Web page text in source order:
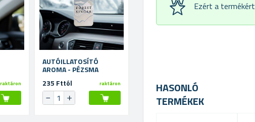
Ezért a termékért
raktáron
AUTÓILLATOSÍTÓ
AROMA - PÉZSMA
235 Fttól
raktáron
HASONLÓ
TERMÉKEK